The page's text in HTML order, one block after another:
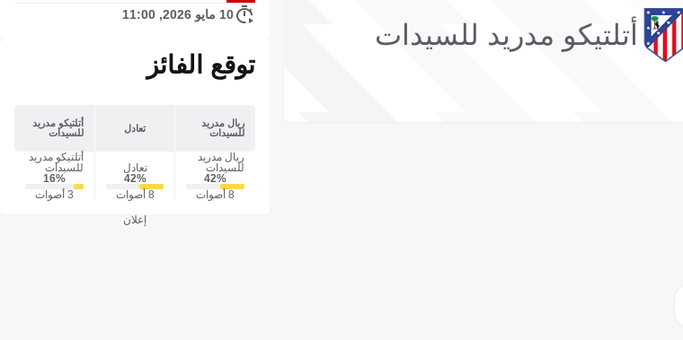
أتلتيكو مدريد للسيدات
10 مايو 2026, 11:00
توقع الفائز
ريال مدريد
للسيدات
تعادل
أتلتيكو مدريد
للسيدات
ريال مدريد
للسيدات
42‎%‎
8 أصوات
تعادل
42‎%‎
8 أصوات
أتلتيكو مدريد
للسيدات
16‎%‎
3 أصوات
إعلان